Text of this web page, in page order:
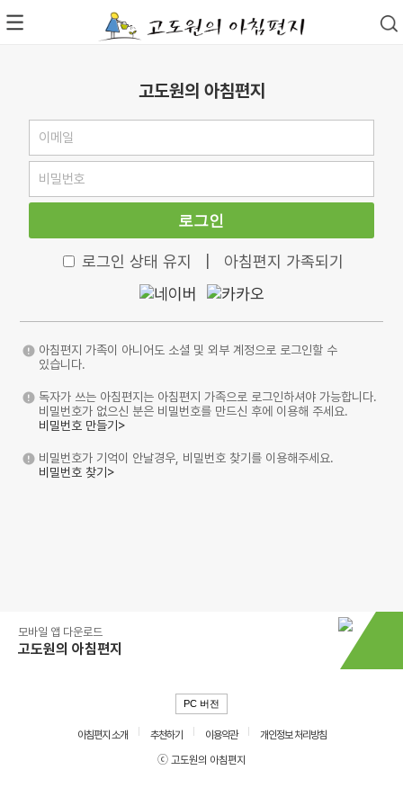
고도원의 아침편지
로그인
로그인 상태 유지 아침편지 가족되기
아침편지 가족이 아니어도 소셜 및 외부 계정으로 로그인할 수
있습니다.
독자가 쓰는 아침편지는 아침편지 가족으로 로그인하셔야 가능합니다.
비밀번호가 없으신 분은 비밀번호를 만드신 후에 이용해 주세요.
비밀번호 만들기>
비밀번호가 기억이 안날경우, 비밀번호 찾기를 이용해주세요.
비밀번호 찾기>
모바일 앱 다운로드
고도원의 아침편지
PC 버전
아침편지 소개 추천하기 이용약관
개인정보 처리방침
ⓒ 고도원의 아침편지